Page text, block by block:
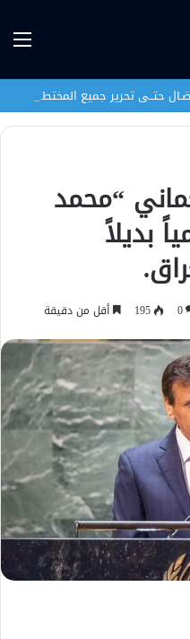
وحدات حماية المرأة :سنواصــل النضـال حتــى تحرير جميع المختطفات الإيزيديـــات
“محمد
بديلاً
0
195 أقل من دقيقة